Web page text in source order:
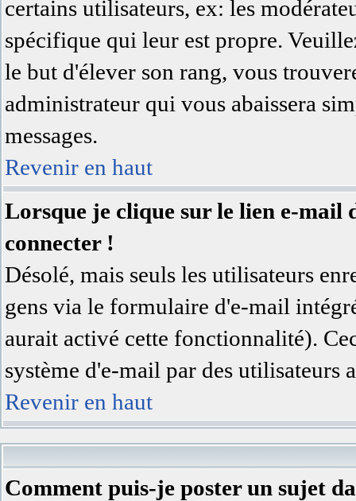
certains utilisateurs, ex: les
spécifique qui leur est propre.
le but d'élever son rang, vous
administrateur qui vous abaissera
messages.
Revenir en haut
Lorsque je clique sur le lien e-mail
connecter !
Désolé, mais seuls les utilisateurs
gens via le formulaire d'e-mail
aurait activé cette fonctionnalité).
système d'e-mail par des utilisateurs
Revenir en haut
Comment puis-je poster un sujet